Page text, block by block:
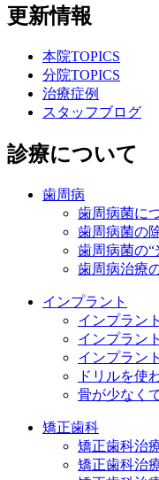
更新情報
本院TOPICS
分院TOPICS
治療症例
スタッフブログ
診療について
歯周病
歯周病菌に
歯周病菌の
歯周病菌の“
歯周病治療
インプラント
インプラン
インプラン
インプラン
ドリルを使
骨が少なく
矯正歯科
矯正歯科治
矯正歯科治